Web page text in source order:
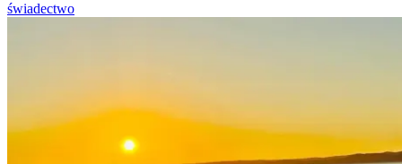
świadectwo